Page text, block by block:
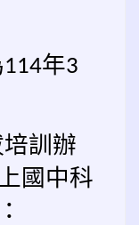
114年3
訓辦
國中科